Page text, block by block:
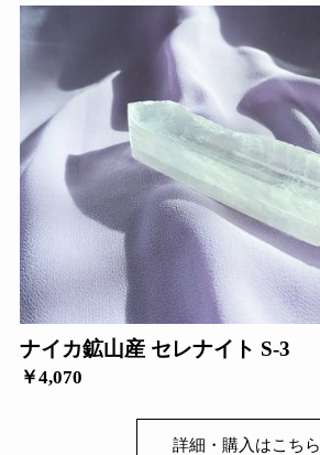
ナイカ鉱山産 セレナイト S-3
￥4,070
詳細・購入はこちら